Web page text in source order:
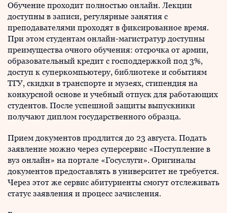
Обучение проходит полностью онлайн. Лекции
доступны в записи, регулярные занятия с
преподавателями проходят в фиксированное время.
При этом студентам онлайн-магистратур доступны
преимущества очного обучения: отсрочка от армии,
образовательный кредит с господдержкой под 3%,
доступ к суперкомпьютеру, библиотеке и событиям
ТГУ, скидки в транспорте и музеях, стипендия на
конкурсной основе и учебный отпуск для работающих
студентов. После успешной защиты выпускники
получают диплом государственного образца.
Прием документов продлится до 23 августа. Подать
заявление можно через суперсервис «Поступление в
вуз онлайн» на портале «Госуслуги». Оригиналы
документов предоставлять в университет не требуется.
Через этот же сервис абитуриенты смогут отслеживать
статус заявления и процесс зачисления.